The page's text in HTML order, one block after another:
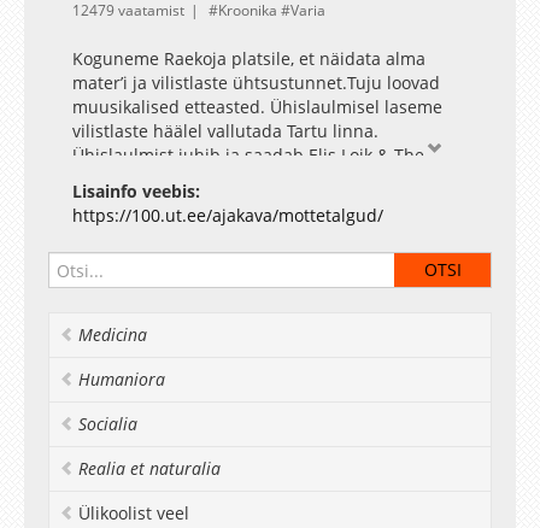
12479 vaatamist
Kroonika Varia
Koguneme Raekoja platsile, et näidata alma
mater’i ja vilistlaste ühtsustunnet.Tuju loovad
muusikalised etteasted. Ühislaulmisel laseme
vilistlaste häälel vallutada Tartu linna.
Ühislaulmist juhib ja saadab Elis Loik & The
Phunkys ja koorid.
Ja selalt edasi minnakse ühiselt õhtusele
vilistlaspeole.
Lisainfo veebis:
https://100.ut.ee/ajakava/mottetalgud/
Medicina
Humaniora
Socialia
Realia et naturalia
Ülikoolist veel